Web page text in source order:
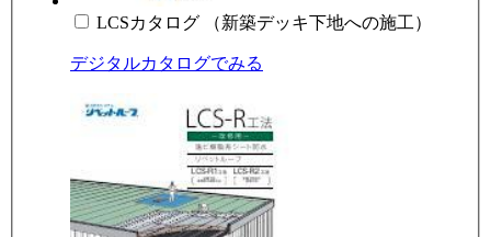
LCSカタログ （新築デッキ下地への施工）
デジタルカタログでみる